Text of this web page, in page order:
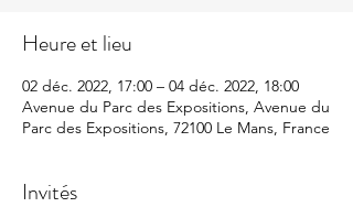
Heure et lieu
02 déc. 2022, 17:00 – 04 déc. 2022, 18:00
Avenue du Parc des Expositions, Avenue du
Parc des Expositions, 72100 Le Mans, France
Invités